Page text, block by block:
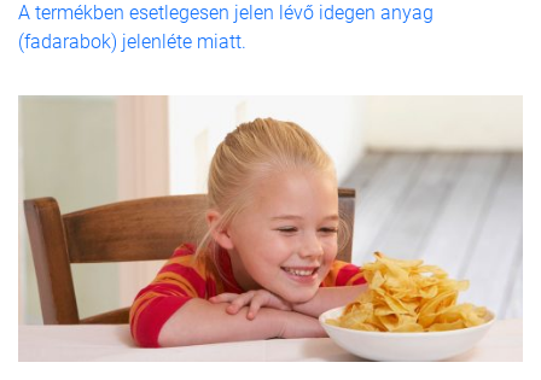
A termékben esetlegesen jelen lévő idegen anyag
(fadarabok) jelenléte miatt.